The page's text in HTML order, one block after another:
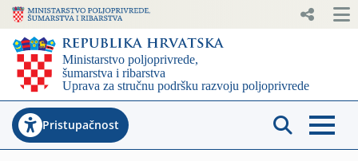
Pristupačnost